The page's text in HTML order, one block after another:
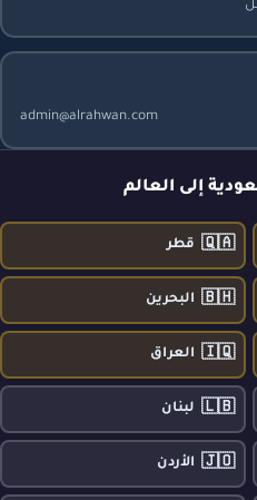
admin@alrahwan.com
إلى العالم
🇶🇦 قطر
🇧🇭 البحرين
🇮🇶 العراق
🇱🇧 لبنان
🇯🇴 الأردن